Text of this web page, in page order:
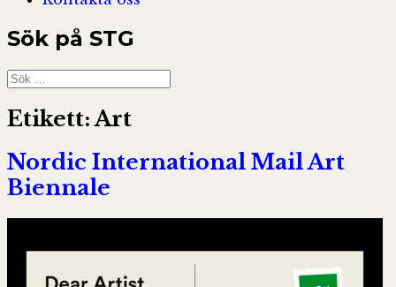
Sök på STG
Sök
efter:
Etikett:Art
Nor­dic Inter­na­tio­nal Mail Art
Bien­nale